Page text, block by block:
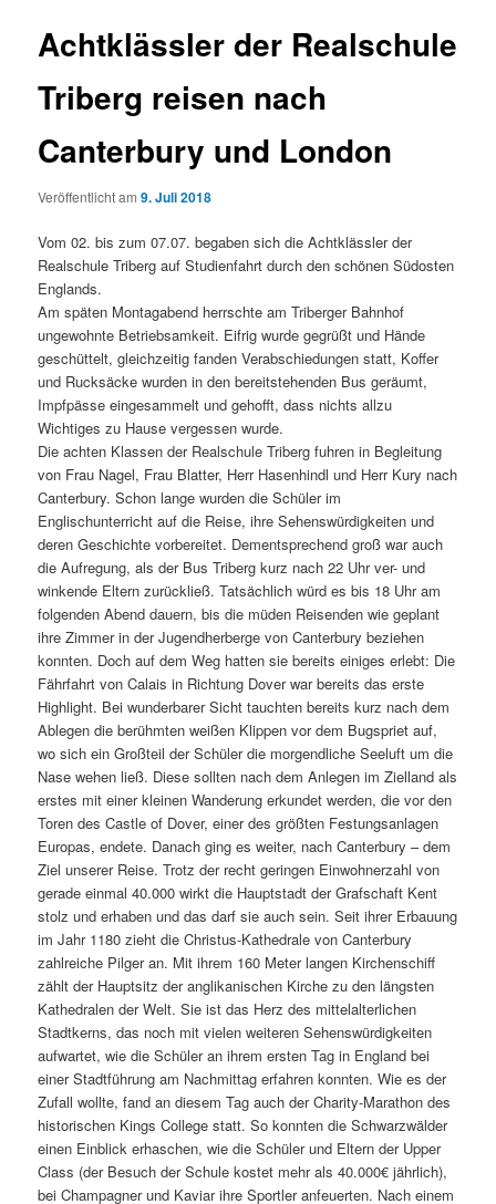
Achtklässler der Realschule
Triberg reisen nach
Canterbury und London
Veröffentlicht am9. Juli 2018
Vom 02. bis zum 07.07. begaben sich die Achtklässler der
Realschule Triberg auf Studienfahrt durch den schönen Südosten
Englands.
Am späten Montagabend herrschte am Triberger Bahnhof
ungewohnte Betriebsamkeit. Eifrig wurde gegrüßt und Hände
geschüttelt, gleichzeitig fanden Verabschiedungen statt, Koffer
und Rucksäcke wurden in den bereitstehenden Bus geräumt,
Impfpässe eingesammelt und gehofft, dass nichts allzu
Wichtiges zu Hause vergessen wurde.
Die achten Klassen der Realschule Triberg fuhren in Begleitung
von Frau Nagel, Frau Blatter, Herr Hasenhindl und Herr Kury nach
Canterbury. Schon lange wurden die Schüler im
Englischunterricht auf die Reise, ihre Sehenswürdigkeiten und
deren Geschichte vorbereitet. Dementsprechend groß war auch
die Aufregung, als der Bus Triberg kurz nach 22 Uhr ver- und
winkende Eltern zurückließ. Tatsächlich würd es bis 18 Uhr am
folgenden Abend dauern, bis die müden Reisenden wie geplant
ihre Zimmer in der Jugendherberge von Canterbury beziehen
konnten. Doch auf dem Weg hatten sie bereits einiges erlebt: Die
Fährfahrt von Calais in Richtung Dover war bereits das erste
Highlight. Bei wunderbarer Sicht tauchten bereits kurz nach dem
Ablegen die berühmten weißen Klippen vor dem Bugspriet auf,
wo sich ein Großteil der Schüler die morgendliche Seeluft um die
Nase wehen ließ. Diese sollten nach dem Anlegen im Zielland als
erstes mit einer kleinen Wanderung erkundet werden, die vor den
Toren des Castle of Dover, einer des größten Festungsanlagen
Europas, endete. Danach ging es weiter, nach Canterbury – dem
Ziel unserer Reise. Trotz der recht geringen Einwohnerzahl von
gerade einmal 40.000 wirkt die Hauptstadt der Grafschaft Kent
stolz und erhaben und das darf sie auch sein. Seit ihrer Erbauung
im Jahr 1180 zieht die Christus-Kathedrale von Canterbury
zahlreiche Pilger an. Mit ihrem 160 Meter langen Kirchenschiff
zählt der Hauptsitz der anglikanischen Kirche zu den längsten
Kathedralen der Welt. Sie ist das Herz des mittelalterlichen
Stadtkerns, das noch mit vielen weiteren Sehenswürdigkeiten
aufwartet, wie die Schüler an ihrem ersten Tag in England bei
einer Stadtführung am Nachmittag erfahren konnten. Wie es der
Zufall wollte, fand an diesem Tag auch der Charity-Marathon des
historischen Kings College statt. So konnten die Schwarzwälder
einen Einblick erhaschen, wie die Schüler und Eltern der Upper
Class (der Besuch der Schule kostet mehr als 40.000€ jährlich),
bei Champagner und Kaviar ihre Sportler anfeuerten. Nach einem